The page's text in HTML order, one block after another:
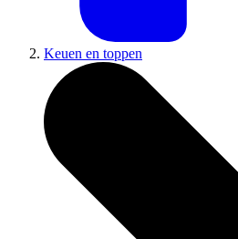
Keuen en toppen